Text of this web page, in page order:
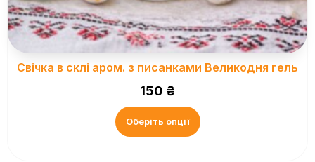
Свічка в склі аром. з писанками Великодня гель
150 ₴
Оберіть опції